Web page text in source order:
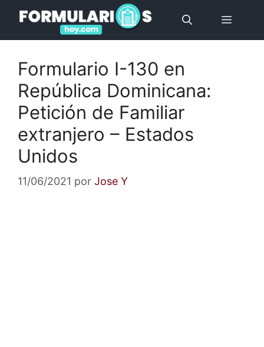
contenido
Menú
Formulario I-130 en
República Dominicana:
Petición de Familiar
extranjero – Estados
Unidos
11/06/2021 por Jose Y